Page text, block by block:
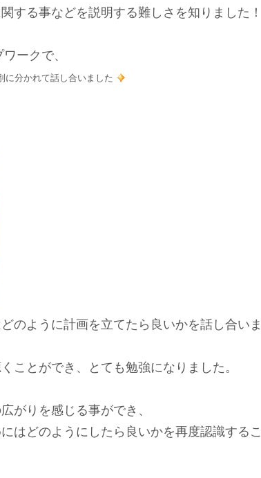
する事などを説明する難しさを知りました！
ークで、
に分かれて話し合いました
のように計画を立てたら良いかを話し合いま
ことができ、とても勉強になりました。
がりを感じる事ができ、
はどのようにしたら良いかを再度認識するこ